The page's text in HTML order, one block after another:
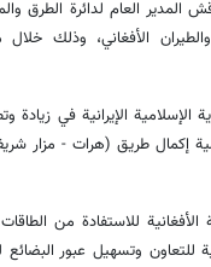
المدير العام لدائرة الطرق
الأفغاني، وذلك خلال
الإيرانية في زيادة
إكمال طريق (هرات - مزار
للاستفادة من
للتعاون وتسهيل عبور